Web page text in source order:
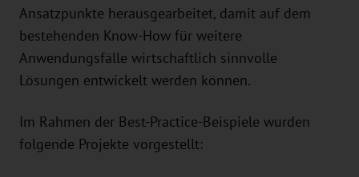
Ansatzpunkte herausgearbeitet, damit auf dem
bestehenden Know-How für weitere
Anwendungsfälle wirtschaftlich sinnvolle
Lösungen entwickelt werden können.
Im Rahmen der Best-Practice-Beispiele wurden
folgende Projekte vorgestellt: